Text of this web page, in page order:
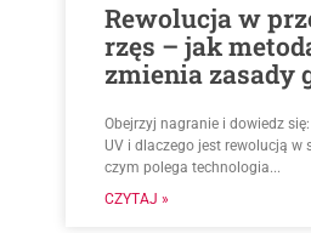
Rewolucja w
rzęs – jak
zmienia zasady
Obejrzyj nagranie i dowiedz
UV i dlaczego jest rewolucją w
czym polega technologia...
CZYTAJ »